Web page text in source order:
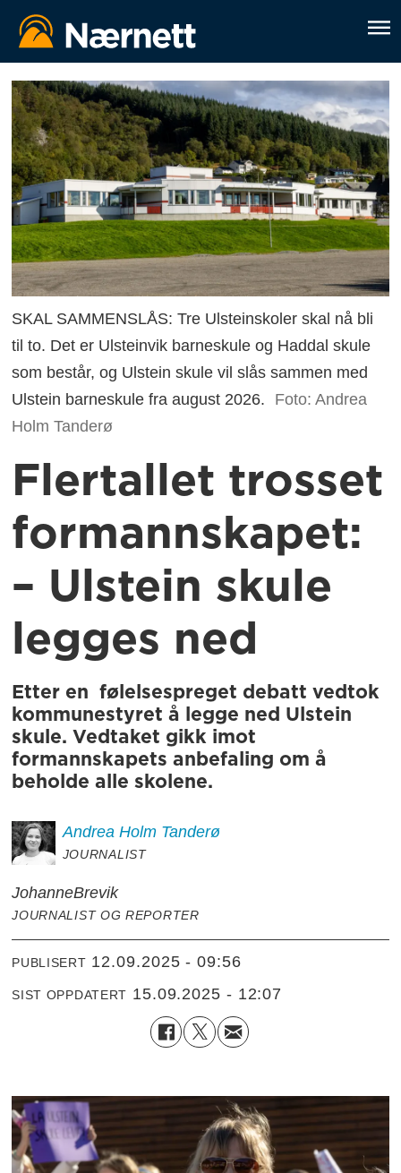
SKAL SAMMENSLÅS: Tre Ulsteinskoler skal nå bli
til to. Det er Ulsteinvik barneskule og Haddal skule
som består, og Ulstein skule vil slås sammen med
Ulstein barneskule fra august 2026.
Foto: Andrea
Holm Tanderø
Flertallet trosset
formannskapet:
– Ulstein skule
legges ned
Etter en følelsespreget debatt vedtok
kommunestyret å legge ned Ulstein
skule. Vedtaket gikk imot
formannskapets anbefaling om å
beholde alle skolene.
Andrea Holm Tanderø
JOURNALIST
JohanneBrevik
JOURNALIST OG REPORTER
PUBLISERT 12.09.2025 - 09:56
SIST OPPDATERT 15.09.2025 - 12:07